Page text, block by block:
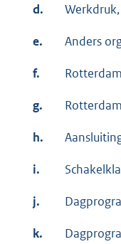
d.
e. Anders
f.
g.
h.
i.
j.
k.